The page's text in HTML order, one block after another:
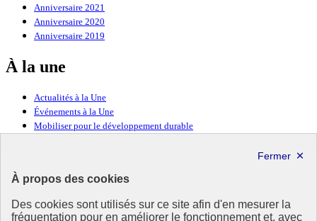
À propos des cookies
Des cookies sont utilisés sur ce site afin d'en mesurer la
fréquentation pour en améliorer le fonctionnement et, avec
Anniversaire 2021
Anniversaire 2020
Anniversaire 2019
À la une
Actualités à la Une
Événements à la Une
Mobiliser pour le développement durable
Ressources
Ressources